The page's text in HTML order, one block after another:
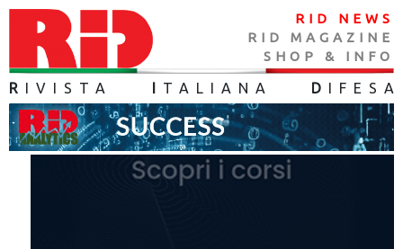
RID NEWS
RID MAGAZINE
SHOP & INFO
R IVISTA TALIANA D IFES A